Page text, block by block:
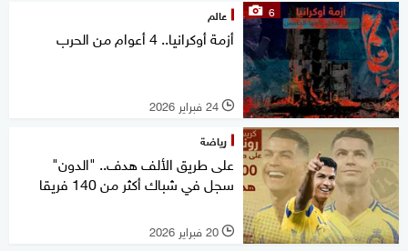
6 عالم
أزمة أوكرانيا.. 4 أعوام من الحرب
l 24 فبراير 2026
رياضة
على طريق الألف هدف.. "الدون"
سجل في شباك أكثر من 140 فريقا
l 20 فبراير 2026